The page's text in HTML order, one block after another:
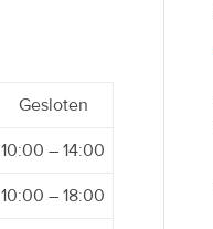
Gesloten
10:00 – 14:00
10:00 – 18:00